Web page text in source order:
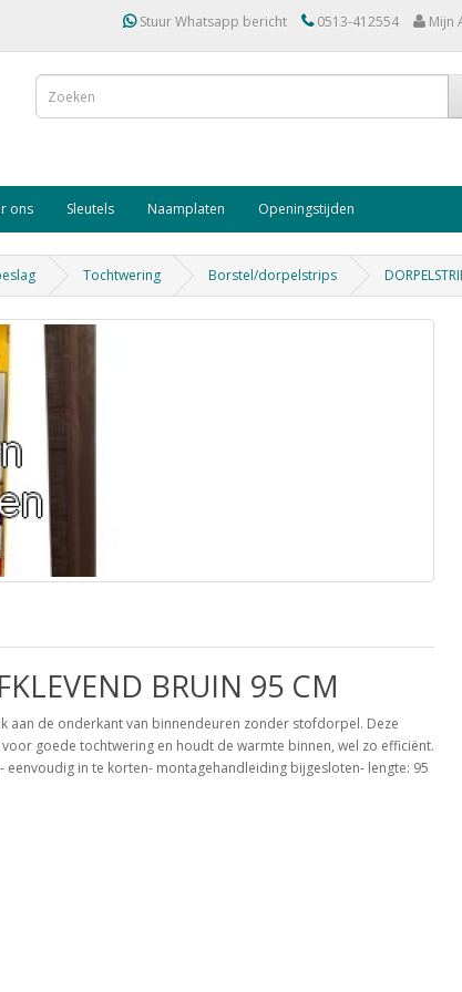
Stuur Whatsapp bericht 0513-412554 Mijn
ons Sleutels Naamplaten Openingstijden
Tochtwering Borstel/dorpelstrips
BRUIN 95 CM
de onderkant van binnendeuren zonder stofdorpel. Deze
goede tochtwering en houdt de warmte binnen, wel zo efficiënt.
in te korten- montagehandleiding bijgesloten- lengte: 95